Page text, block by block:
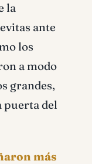
la
ante
los
a modo
grandes,
puerta del
más